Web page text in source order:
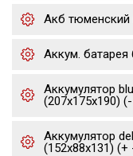
Акб тюменский
Аккум. батарея
Аккумулятор
(207x175x190)
Аккумулятор
(152x88x131) (+